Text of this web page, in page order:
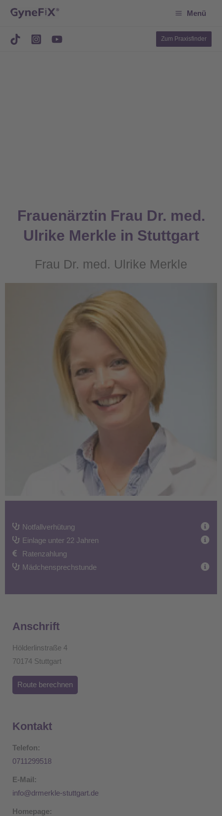
springen
Menü
Zum Praxisfinder
Frauenärztin Frau Dr. med.
Ulrike Merkle in Stuttgart
Frau Dr. med. Ulrike Merkle
Notfallverhütung
Einlage unter 22 Jahren
Ratenzahlung
Mädchensprechstunde
Anschrift
Hölderlinstraße 4
70174 Stuttgart
Route berechnen
Kontakt
Telefon:
0711299518
E-Mail:
info@drmerkle-stuttgart.de
Homepage: